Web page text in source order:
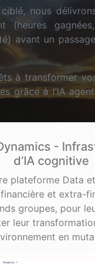
nous
(heures
avant un
à transformer
grâce à l’IA
-
d’IA cognitive
plateforme Data
et extra-
groupes, pour
leur
en